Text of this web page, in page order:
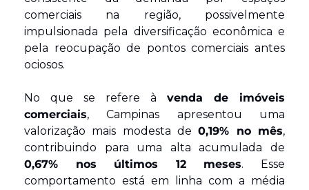
comerciais na região, possivelmente
impulsionada pela diversificação econômica e
pela reocupação de pontos comerciais antes
ociosos.
No que se refere à venda de imóveis
comerciais, Campinas apresentou uma
valorização mais modesta de 0,19% no mês,
0,67% nos últimos 12 meses. Esse
comportamento está em linha com a média